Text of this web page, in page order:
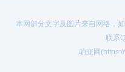
本网部分文字及图片来自网络，
联系
萌宠网